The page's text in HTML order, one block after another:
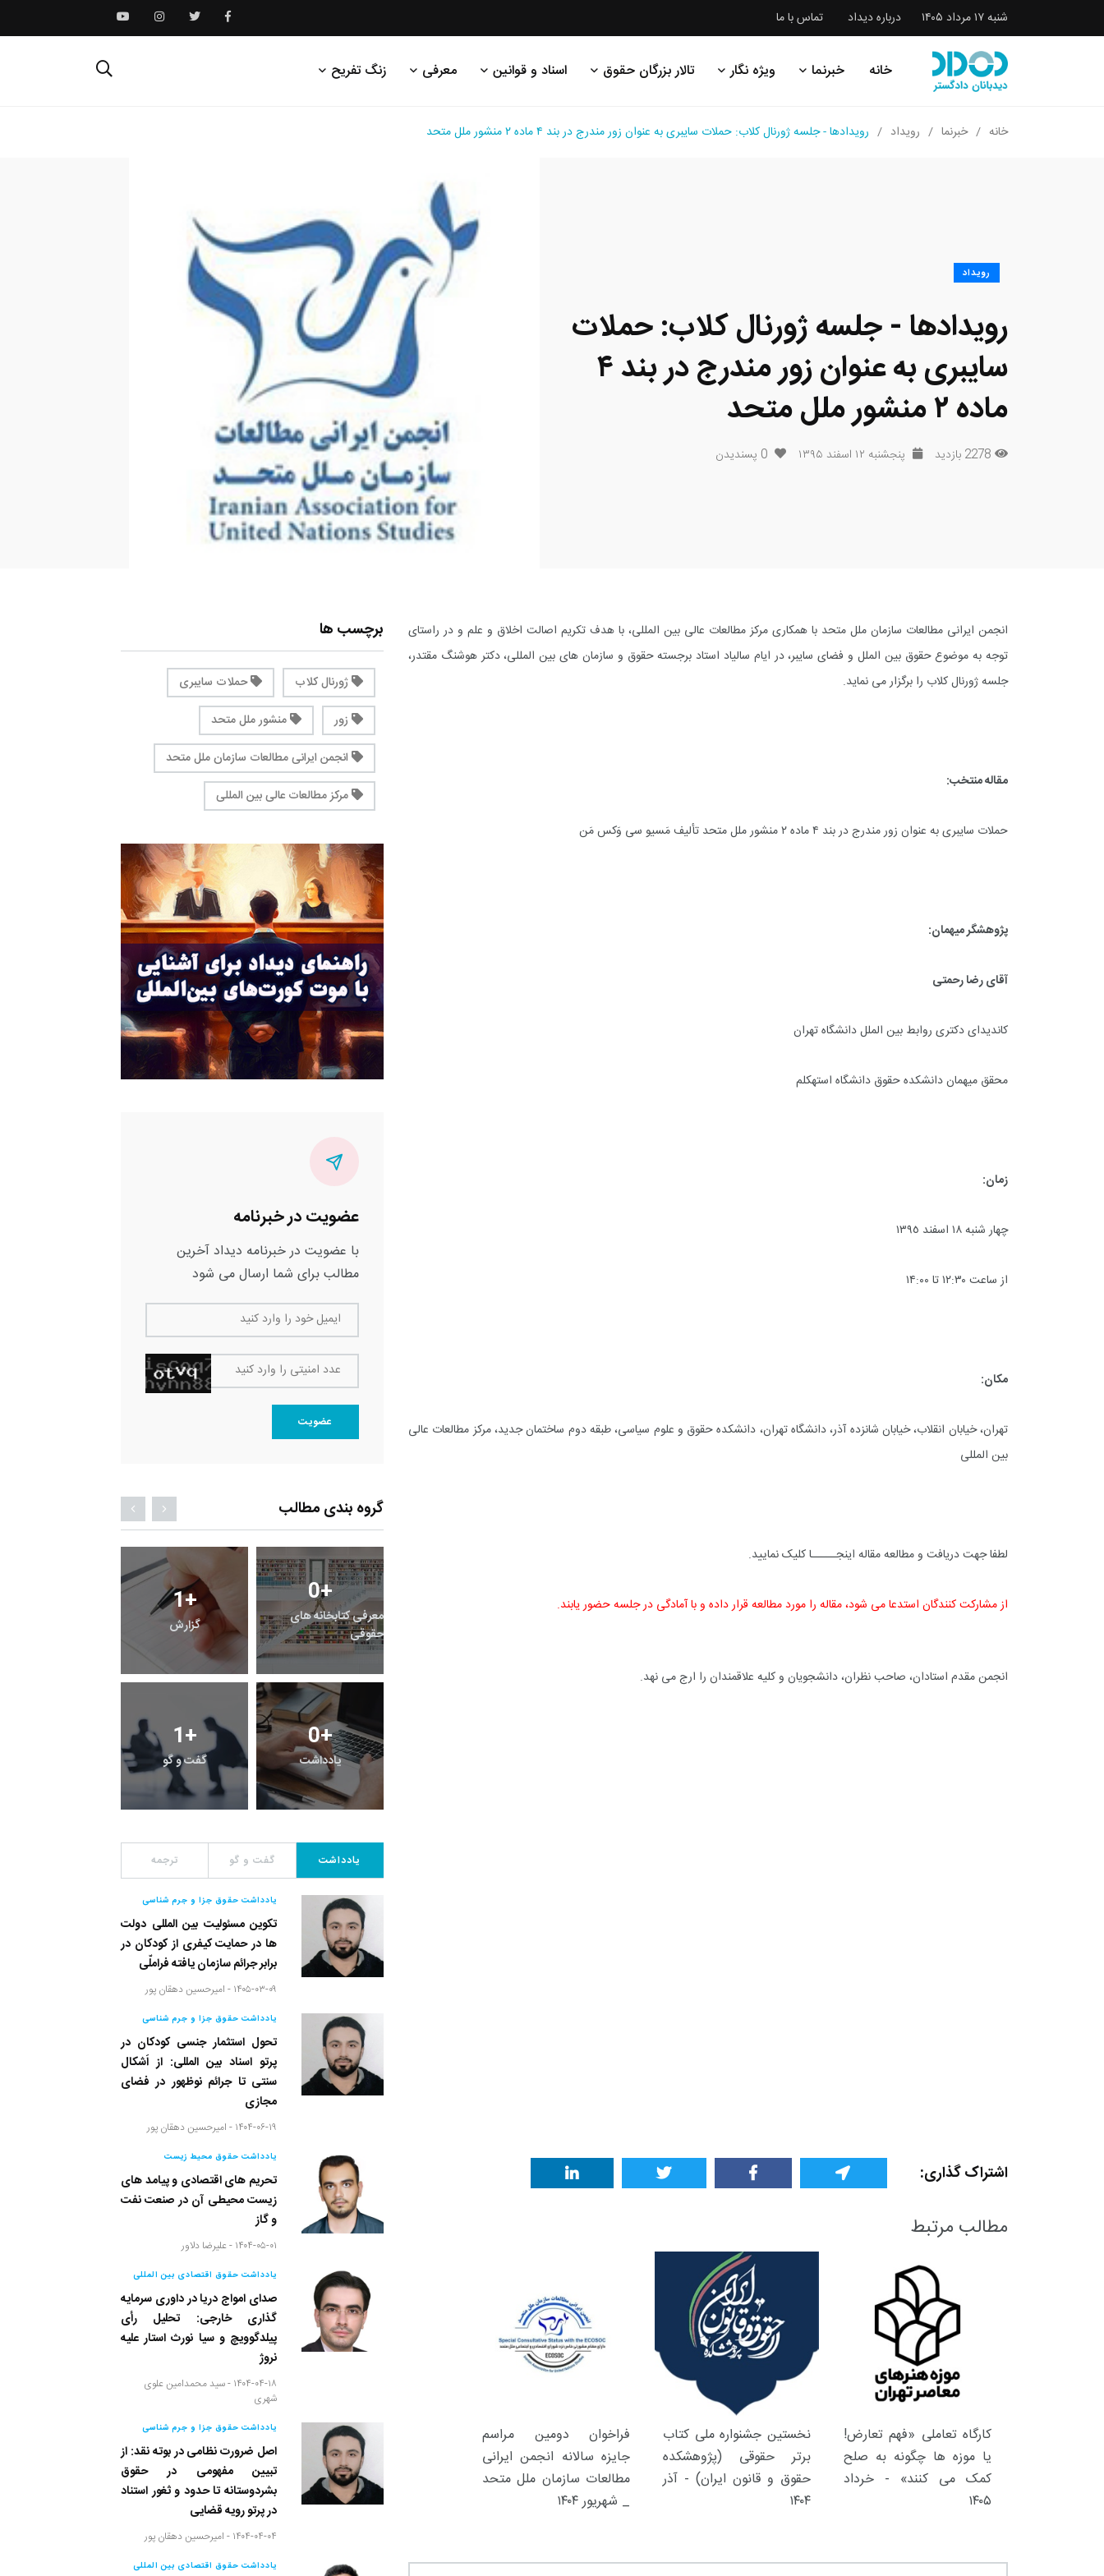
شنبه ۱۷ مرداد ۱۴۰۵ درباره دیداد تماس با ما
خانه خبرنما ویژه نگار تالار بزرگان حقوق اسناد و قوانین معرفی زنگ تفریح
خانه خبرنما رویداد رویدادها - جلسه ژورنال کلاب: حملات سایبری به عنوان زور مندرج در بند ۴ ماده ۲ منشور ملل متحد
رویداد
رویدادها - جلسه ژورنال کلاب: حملات
سایبری به عنوان زور مندرج در بند ۴
ماده ۲ منشور ملل متحد
2278 بازدید پنجشنبه ۱۲ اسفند ۱۳۹۵ 0 پسندیدن
انجمن ایرانی مطالعات سازمان ملل متحد با همکاری مرکز مطالعات عالی بین المللی، با هدف تکریم اصالت اخلاق و علم و در راستای
توجه به موضوع حقوق بین الملل و فضای سایبر، در ایام سالیاد استاد برجسته حقوق و سازمان های بین المللی، دکتر هوشنگ مقتدر،
جلسه ژورنال کلاب را برگزار می نماید.
مقاله منتخب:
حملات سایبری به عنوان زور مندرج در بند ۴ ماده ۲ منشور ملل متحد تألیف مَسیو سی وَکس مَن
پژوهشگر میهمان:
آقای رضا رحمتی
کاندیدای دکتری روابط بین الملل دانشگاه تهران
محقق میهمان دانشکده حقوق دانشگاه استهکلم
زمان:
چهار شنبه ١٨ اسفند ١٣٩٥
از ساعت ۱۲:۳۰ تا ۱۴:۰۰
مکان:
تهران، خیابان انقلاب، خیابان شانزده آذر، دانشگاه تهران، دانشکده حقوق و علوم سیاسی، طبقه دوم ساختمان جدید، مرکز مطالعات عالی
بین المللی
لطفا جهت دریافت و مطالعه مقاله اینجـــــاکلیک نمایید.
از مشارکت کنندگان استدعا می شود، مقاله را مورد مطالعه قرار داده و با آمادگی در جلسه حضور یابند.
انجمن مقدم استادان، صاحب نظران، دانشجویان و کلیه علاقمندان را ارج می نهد.
اشتراک گذاری:
مطالب مرتبط
کارگاه تعاملی «فهم تعارض!
یا موزه ها چگونه به صلح
کمک می کنند» - خرداد
۱۴۰۵
نخستین جشنواره ملی کتاب
برتر حقوقی (پژوهشکده
حقوق و قانون ایران) - آذر
۱۴۰۴
فراخوان دومین مراسم
جایزه سالانه انجمن ایرانی
مطالعات سازمان ملل متحد
_ شهریور ۱۴۰۴
برچسب ها
ژورنال کلاب
حملات سایبری
زور
منشور ملل متحد
انجمن ایرانی مطالعات سازمان ملل متحد
مرکز مطالعات عالی بین المللی
عضویت در خبرنامه
با عضویت در خبرنامه دیداد آخرین
مطالب برای شما ارسال می شود
ایمیل خود را وارد کنید
عدد امنیتی را وارد کنید
عضویت
گروه بندی مطالب
13+
خبر
0+
راهنما
8+
فراخوان مقاله
63+
رویداد
0+ 1+ 0+
معرفی کتابخانه های
یادداشت گفت و گو ترجمه
یادداشت حقوق جزا و جرم شناسی
تکوین مسئولیت بین المللی دولت
ها در حمایت کیفری از کودکان در
برابر جرائم سازمان یافته فراملّی
۱۴۰۵-۰۳-۰۹ - امیرحسین دهقان پور
یادداشت حقوق جزا و جرم شناسی
تحول استثمار جنسی کودکان در
پرتو اسناد بین المللی: از اَشکال
سنتی تا جرائم نوظهور در فضای
مجازی
۱۴۰۴-۰۶-۱۹ - امیرحسین دهقان پور
یادداشت حقوق محیط زیست
تحریم های اقتصادی و پیامد های
زیست محیطی آن در صنعت نفت
و گاز
۱۴۰۴-۰۵-۰۱ - علیرضا دلاور
یادداشت حقوق اقتصادی بین المللی
صدای امواج دریا در داوری سرمایه
گذاری خارجی: تحلیل رأی
پیلدگوویچ و سیا نورث استار علیه
نروژ
۱۴۰۴-۰۴-۱۸ - سید محمدامین علوی
شهری
یادداشت حقوق جزا و جرم شناسی
اصل ضرورت نظامی در بوته نقد: از
تبیین مفهومی در حقوق
بشردوستانه تا حدود و ثغور استناد
در پرتو رویه قضایی
۱۴۰۴-۰۴-۰۴ - امیرحسین دهقان پور
یادداشت حقوق اقتصادی بین المللی